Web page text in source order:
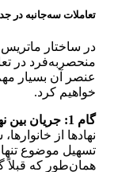
تعاملات سه‌جانبه در
در ساختار
منحصربه‌فرد در
عنصر آن بسیار
خواهیم کرد.
گام 1: جریان بین نهادها و فعالیت‌های تولیدی
نهادها از
تسهیل موضوع تنها
همان‌طور که قبلاً